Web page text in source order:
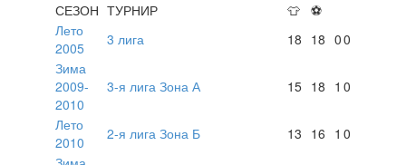
СЕЗОН ТУРНИР 👕 ⚽
Лето
2005
3 лига 18 18 00
Зима
2009-
2010
3-я лига Зона А 15 18 1 0
Лето
2010
2-я лига Зона Б 13 16 1 0